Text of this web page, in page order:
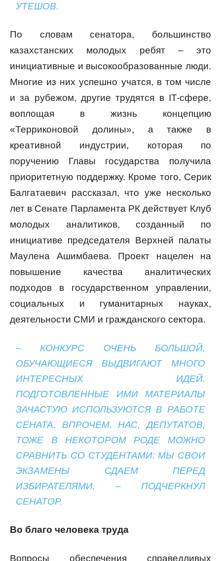
УТЕШОВ.
По словам сенатора, большинство
казахстанских молодых ребят – это
инициативные и высокообразованные люди.
Многие из них успешно учатся, в том числе
и за рубежом, другие трудятся в IT-сфере,
воплощая в жизнь концепцию
«Терриконовой долины», а также в
креативной индустрии, которая по
поручению Главы государства получила
приоритетную поддержку. Кроме того, Серик
Балгатаевич рассказал, что уже несколько
лет в Сенате Парламента РК действует Клуб
молодых аналитиков, созданный по
инициативе председателя Верхней палаты
Маулена Ашимбаева. Проект нацелен на
повышение качества аналитических
подходов в государственном управлении,
социальных и гуманитарных науках,
деятельности СМИ и гражданского сектора.
– КОНКУРС ОЧЕНЬ БОЛЬШОЙ,
ОБУЧАЮЩИЕСЯ ВЫДВИГАЮТ МНОГО
ИНТЕРЕСНЫХ ИДЕЙ.
ПОДГОТОВЛЕННЫЕ ИМИ МАТЕРИАЛЫ
ЗАЧАСТУЮ ИСПОЛЬЗУЮТСЯ В РАБОТЕ
СЕНАТА. ВПРОЧЕМ, НАС, ДЕПУТАТОВ,
ТОЖЕ В НЕКОТОРОМ РОДЕ МОЖНО
СРАВНИТЬ СО СТУДЕНТАМИ: МЫ СВОИ
ЭКЗАМЕНЫ СДАЕМ ПЕРЕД
ИЗБИРАТЕЛЯМИ, – ПОДЧЕРКНУЛ
СЕНАТОР.
Во благо человека труда
Вопросы обеспечения справедливых